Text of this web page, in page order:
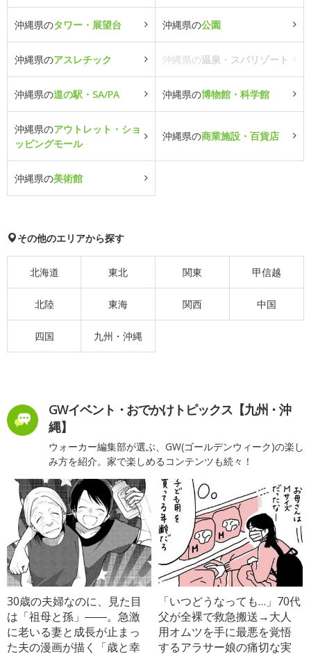
沖縄県のタワー・展望台 沖縄県の公園
沖縄県のアスレチック 沖縄県の温泉・スパリゾート
沖縄県の道の駅・SA/PA 沖縄県の博物館・科学館
沖縄県のアウトレット・ショ
ッピングモール
沖縄県の商業施設・百貨店
沖縄県の美術館
その他のエリアから探す
北海道 東北 関東 甲信越
北陸 東海 関西 中国
四国 九州・沖縄
GWイベント・おでかけトピックス【九州・沖
縄】
ウォーカー編集部が選ぶ、GW(ゴールデンウィーク)の楽し
み方を紹介。家で楽しめるコンテンツも続々！
30歳の夫婦なのに、見た目
は「祖母と孫」――。急激
に老いる妻と成長が止まっ
た夫の漫画が描く「歳と幸
「いつどうなっても…」70代
父が全裸で救急搬送→大人
用オムツを手に最悪を覚悟
するアラサー娘の痛切な実